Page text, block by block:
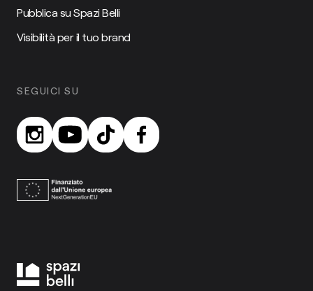
Pubblica su Spazi Belli
Visibilità per il tuo brand
SEGUICI SU